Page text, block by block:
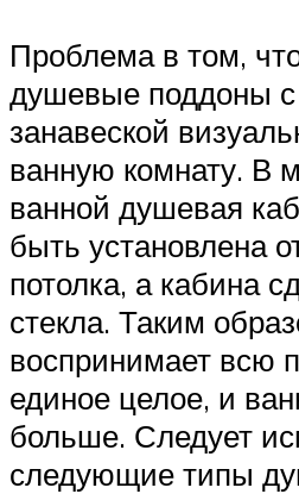
Проблема в том,
душевые поддоны с
занавеской
ванную комнату. В
ванной душевая
быть установлена
потолка, а кабина
стекла. Таким
воспринимает всю
единое целое, и
больше. Следует
следующие типы